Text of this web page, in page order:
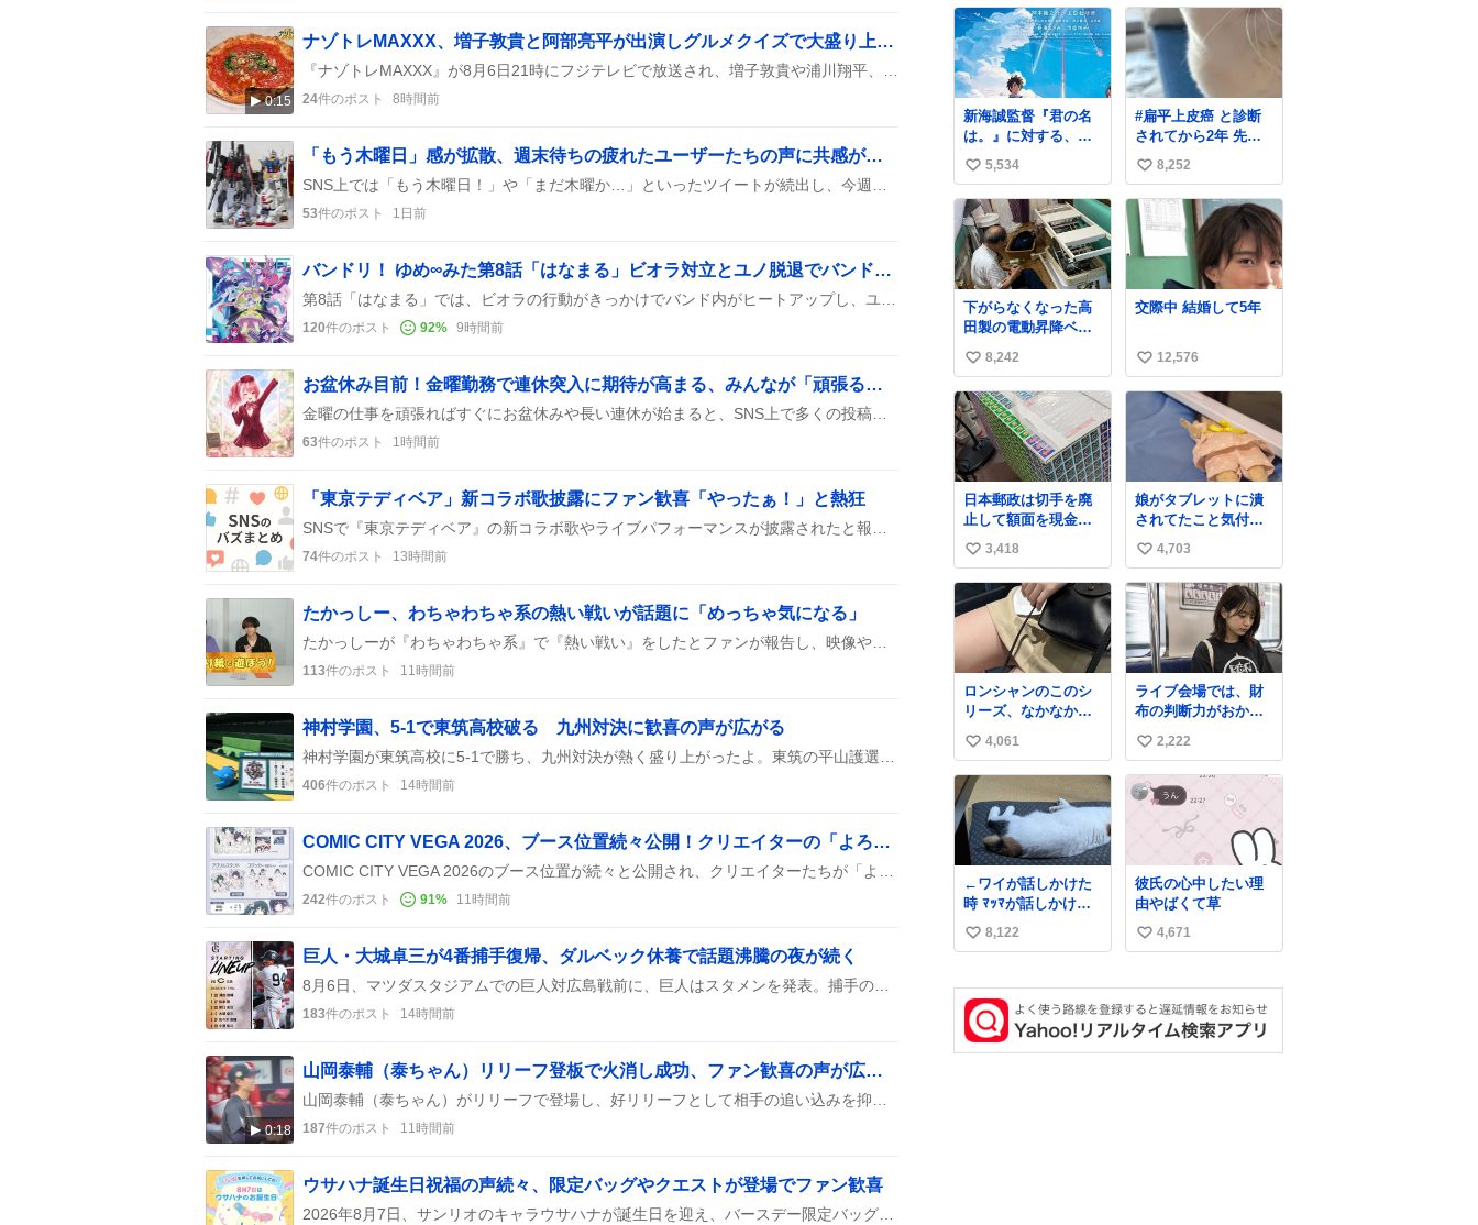
0:15
ナゾトレMAXXX、増子敦貴と阿部亮平が出演しグルメクイズで大盛り上がり
『ナゾトレMAXXX』が8月6日21時にフジテレビで放送され、増子敦貴や浦川翔平、阿部亮平がVTRで登場し、グルメクイズやリアルタイム配信が楽しめた。知ったかNGで増子が『知ったかイケメン』を披露し、阿部がポーチドエッグ問題で正解したのが話題に。
24件のポスト 8時間前
「もう木曜日」感が拡散、週末待ちの疲れたユーザーたちの声に共感が広がる
SNS上では「もう木曜日！」や「まだ木曜か…」といったツイートが続出し、今週が長く感じられることや、暑さと仕事の疲れに対する嘆きが目立つ。週末やお盆休みへの期待感も同時に語られ、金曜日感や早く休みが欲しいという声が混ざり合っている。
53件のポスト 1日前
バンドリ！ ゆめ∞みた第8話「はなまる」ビオラ対立とユノ脱退でバンド解散危機が到来
第8話「はなまる」では、ビオラの行動がきっかけでバンド内がヒートアップし、ユノがバンド脱退を宣言、解散危機が訪れた様子がファンの間で話題に上がっている。
120件のポスト 92% 9時間前
お盆休み目前！金曜勤務で連休突入に期待が高まる、みんなが「頑張る」声を上げる
金曜の仕事を頑張ればすぐにお盆休みや長い連休が始まると、SNS上で多くの投稿が盛り上がっている様子が見られる。みんなが「今日仕事行けば休みだ！」と期待を語っている。
63件のポスト 1時間前
「東京テディベア」新コラボ歌披露にファン歓喜「やったぁ！」と熱狂
SNSで『東京テディベア』の新コラボ歌やライブパフォーマンスが披露されたと報告され、ファンが「やったぁ！」や「嬉しい」といった歓喜の声を上げている。
74件のポスト 13時間前
たかっしー、わちゃわちゃ系の熱い戦いが話題に「めっちゃ気になる」
たかっしーが『わちゃわちゃ系』で『熱い戦い』をしたとファンが報告し、映像やゲームの詳細は未公開ながら、次回の公開を楽しみにしている様子がうかがえる。投稿者はその様子が見られる日を待ち遠しく思い、期待の声が多数寄せられている。
113件のポスト 11時間前
神村学園、5-1で東筑高校破る 九州対決に歓喜の声が広がる
神村学園が東筑高校に5-1で勝ち、九州対決が熱く盛り上がったよ。東筑の平山護選手が先頭打者ホームランで先制したけど、神村の田中翔大選手が6回に本塁打を放ち、試合をひっくり返したんだ。
406件のポスト 14時間前
COMIC CITY VEGA 2026、ブース位置続々公開！クリエイターの「よろしくお願いします」熱気が伝わる
COMIC CITY VEGA 2026のブース位置が続々と公開され、クリエイターたちが「よろしくお願いします！」や「頑張ります！」と元気に告知。新刊やグッズ販売の予告も多数あり、来場者の期待が高まっています。
242件のポスト 91% 11時間前
巨人・大城卓三が4番捕手復帰、ダルベック休養で話題沸騰の夜が続く
8月6日、マツダスタジアムでの巨人対広島戦前に、巨人はスタメンを発表。捕手の大城卓三が4番に抜擢され、出場が決まった。一方、4番のダルベックは休養扱いでベンチ入り。SNSでは大城復帰を喜ぶ声や、ダルベック休養に驚く声が多く見られた。
183件のポスト 14時間前
0:18
山岡泰輔（泰ちゃん）リリーフ登板で火消し成功、ファン歓喜の声が広がる
山岡泰輔（泰ちゃん）がリリーフで登場し、好リリーフとして相手の追い込みを抑え、火消しプレーで得点を防いだことがSNSで話題になっている。ファンからは「泰ちゃん、よく抑えた」「火消しありがとう」などの声が上がっている。
187件のポスト 11時間前
ウサハナ誕生日祝福の声続々、限定バッグやクエストが登場でファン歓喜
2026年8月7日、サンリオのキャラウサハナが誕生日を迎え、バースデー限定バッグや24時間限定クエストが登場。ユーザーは「おめでとう」やハッシュタグ#ウサハナを付けて祝福し、楽しい雰囲気が広がっている。
新海誠監督『君の名
は。』に対する、作
家・小川哲の分析が
面白い。
い
い
ね
数
5,534
#扁平上皮癌 と診断
されてから2年 先生
から「寛解でいいで
しょう！」と言われ
ました。 がんばった
ね。
い
い
ね
数
8,252
下がらなくなった高
田製の電動昇降ベッ
ト。 メーカーから
は、完全に見放され
たんですが、 見事に
85歳の父が治しまし
た。 うちの父は、ト
ヨタカローラのボデ
ィをオート生産す
る、工業ロボットの
製作者なんですが、
父が電動ベットの配
線をハンダで修理し
ている横で、
い
い
ね
数
8,242
交際中 結婚して5年
い
い
12,576
日本郵政は切手を廃
止して額面を現金で
払い戻せ2026 #日本
郵政
@JapanPostHD_PR
い
い
ね
3,418
娘がタブレットに潰
されてたこと気付か
なかった。 旦那だけ
は娘の波長を感じ取
れるから声出せずと
もSOSが伝わったら
しい。 急いで旦那が
救出して、泣きじゃ
くる娘に自分も謝っ
て抱きしめようとし
たら、ビンタされて
しまった。3回ほど。
小さい手だけど、地
味に痛い。 その後、
娘は旦那に泣きつい
てた。
い
い
ね
4,703
ロンシャンのこのシ
リーズ、なかなか安
くならないのにセー
ル価格になってる🖤
✨レザーなのが反則
級にかわいい。持っ
てるだけでコーデが
格上げされる。
い
い
ね
数
4,061
ライブ会場では、財
布の判断力がおかし
くなる。
い
い
ね
2,222
←ワイが話しかけた
時 ﾏｯﾏが話しかけた
時→
い
ね
数
8,122
彼氏の心中したい理
由やばくて草
い
ね
数
4,671